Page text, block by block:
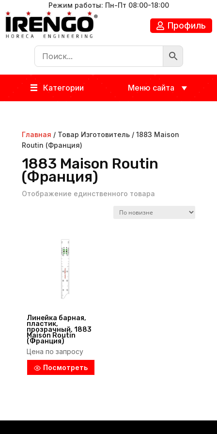
Режим работы: Пн-Пт 08:00-18:00
Профиль
Категории Меню сайта
Главная / Товар Изготовитель / 1883 Maison
Routin (Франция)
1883 Maison Routin
(Франция)
Отображение единственного товара
Линейка барная,
пластик,
прозрачный, 1883
Maison Routin
(Франция)
Цена по запросу
Посмотреть